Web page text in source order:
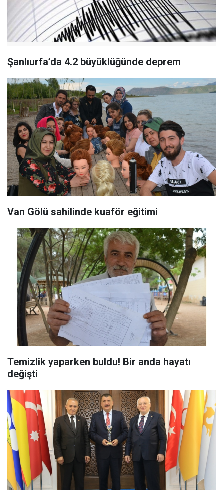
Şanlıurfa’da 4.2 büyüklüğünde deprem
Van Gölü sahilinde kuaför eğitimi
Temizlik yaparken buldu! Bir anda hayatı
değişti